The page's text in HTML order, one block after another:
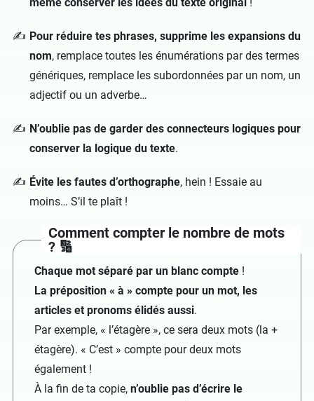
même conserver les idées du texte original !
Pour réduire tes phrases, supprime les expansions du
nom, remplace toutes les énumérations par des termes
génériques, remplace les subordonnées par un nom, un
adjectif ou un adverbe…
N’oublie pas de garder des connecteurs logiques pour
conserver la logique du texte.
Évite les fautes d’orthographe, hein ! Essaie au
moins… S’il te plaît !
Comment compter le nombre de mots
? 🔢
Chaque mot séparé par un blanc compte !
La préposition « à » compte pour un mot, les
articles et pronoms élidés aussi.
Par exemple, « l’étagère », ce sera deux mots (la +
étagère). « C’est » compte pour deux mots
également !
À la fin de ta copie, n’oublie pas d’écrire le